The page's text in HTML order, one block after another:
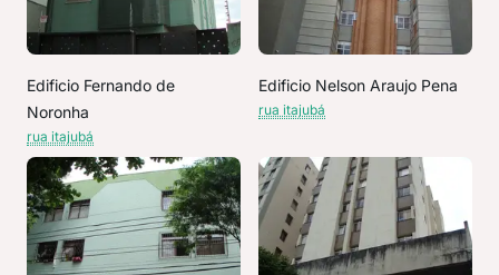
Edificio Fernando de
Noronha
rua itajubá
Edificio Nelson Araujo Pena
rua itajubá